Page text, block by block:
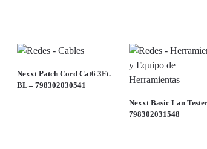
Nexxt Patch Cord Cat6 3Ft.
BL – 798302030541
Nexxt Basic Lan
798302031548